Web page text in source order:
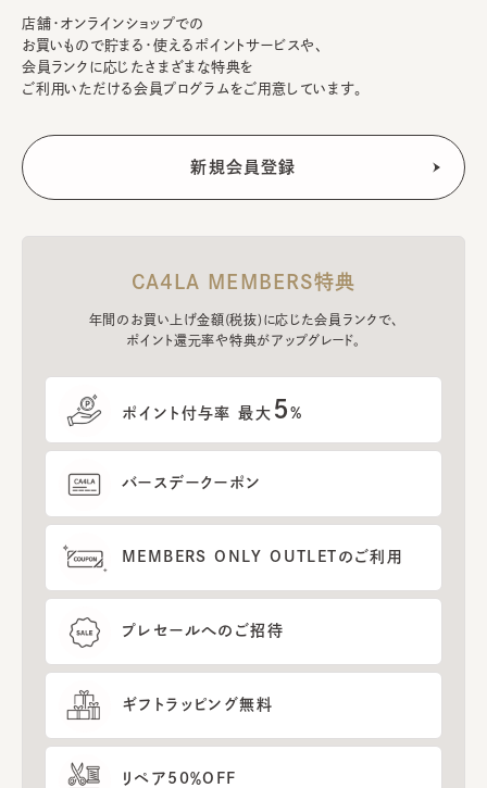
店舗・オンラインショップでの
お買いもので貯まる・使えるポイントサービスや、
会員ランクに応じたさまざまな特典を
ご利用いただける会員プログラムをご用意しています。
CA4LA MEMBERS特典
年間のお買い上げ金額(税抜)に応じた会員ランクで、
ポイント還元率や特典がアップグレード。
ポイント付与率 最大 5%
バースデークーポン
MEMBERS ONLY OUTLETのご利用
プレセールへのご招待
ギフトラッピング無料
リペア50％OFF